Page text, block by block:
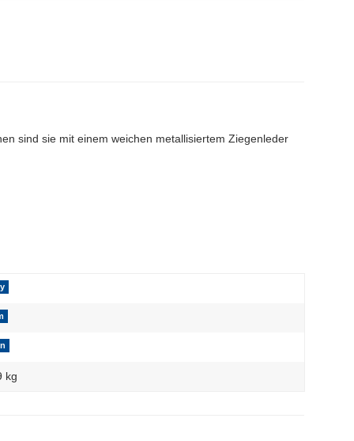
sind sie mit einem weichen metallisiertem Ziegenleder
kg